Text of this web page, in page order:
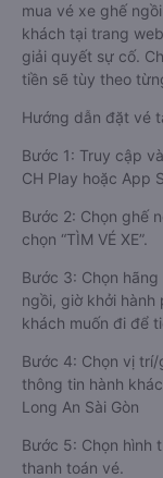
mua vé xe ghế
khách tại trang
giải quyết sự cố.
tiền sẽ tùy theo
Hướng dẫn đặt vé
Bước 1: Truy cập
CH Play hoặc App
Bước 2: Chọn ghế
chọn “TÌM VÉ XE”.
Bước 3: Chọn
ngồi, giờ khởi hành
khách muốn đi để
Bước 4: Chọn vị
thông tin hành
Long An Sài Gòn
Bước 5: Chọn hình
thanh toán vé.